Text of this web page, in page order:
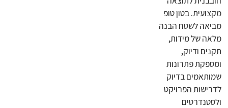
מקצועית. בטון טופ
מביאה לשטח הבנה
מלאה של מידות,
תקנים ודיוק,
ומספקת פתרונות
שמותאמים בדיוק
לדרישות הפרויקט
ולסטנדרטים